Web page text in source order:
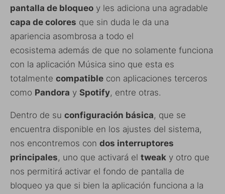
pantalla de bloqueo y les adiciona una agradable
capa de colores que sin duda le da una
apariencia asombrosa a todo el
ecosistema además de que no solamente funciona
con la aplicación Música sino que esta es
totalmente compatible con aplicaciones terceros
como Pandora y Spotify, entre otras.
Dentro de su configuración básica, que se
encuentra disponible en los ajustes del sistema,
nos encontremos con dos interruptores
principales, uno que activará el tweak y otro que
nos permitirá activar el fondo de pantalla de
bloqueo ya que si bien la aplicación funciona a la